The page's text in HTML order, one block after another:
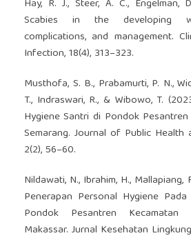
Hay, R. J., Steer, A. C., Engelman,
Scabies in the developing
complications, and management.
Infection, 18(4), 313–323.
Musthofa, S. B., Prabamurti, P. N.,
T., Indraswari, R., & Wibowo, T.
Hygiene Santri di Pondok
Semarang. Journal of Public Health
2(2), 56–60.
Nildawati, N., Ibrahim, H., Mallapiang,
Penerapan Personal Hygiene
Pondok Pesantren
Makassar. Jurnal Kesehatan